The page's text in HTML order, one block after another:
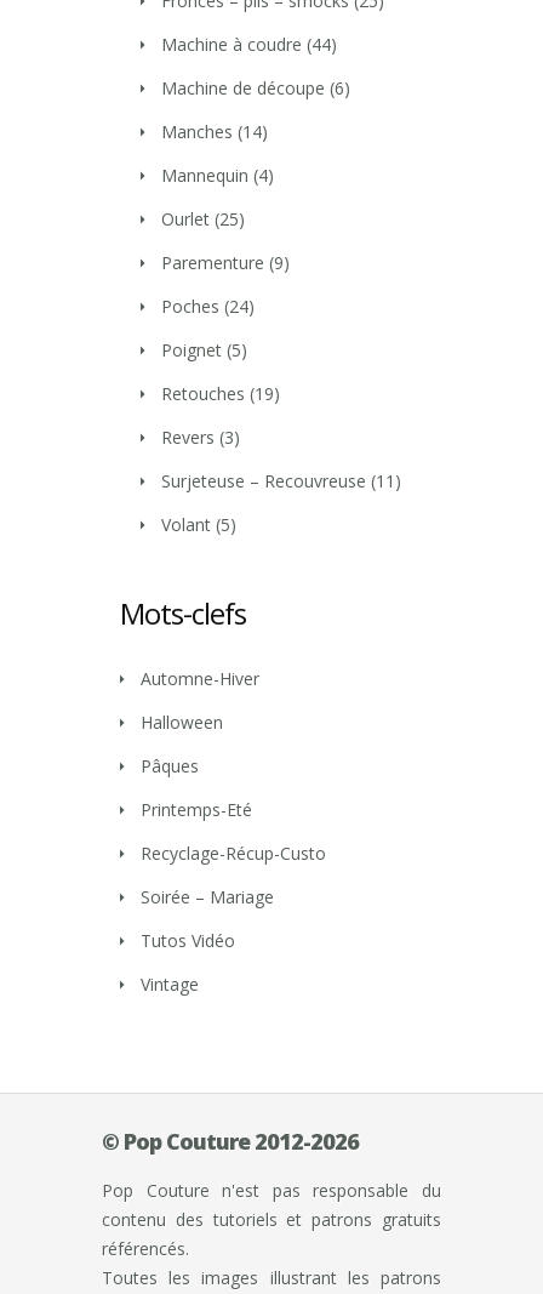
Machine à coudre (44)
Machine de découpe (6)
Manches (14)
Mannequin (4)
Ourlet (25)
Parementure (9)
Poches (24)
Poignet (5)
Retouches (19)
Revers (3)
Surjeteuse – Recouvreuse (11)
Volant (5)
Mots-clefs
Automne-Hiver
Halloween
Pâques
Printemps-Eté
Recyclage-Récup-Custo
Soirée – Mariage
Tutos Vidéo
Vintage
© Pop Couture 2012-2026
Pop Couture n'est pas responsable du
contenu des tutoriels et patrons gratuits
référencés.
Toutes les images illustrant les patrons